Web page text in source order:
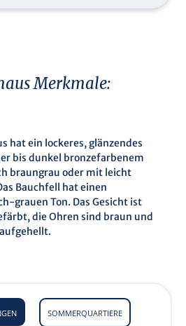
Merkmale:
hat ein lockeres, glänzendes
bis dunkel bronzefarbenem
braungrau oder mit leicht
Bauchfell hat einen
grauen Ton. Das Gesicht ist
die Ohren sind braun und
SOMMERQUARTIERE